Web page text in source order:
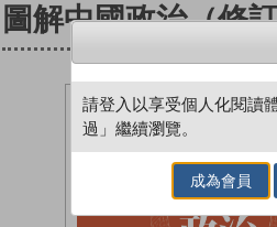
圖解中國政治（修
請登入以享受個人化閱讀
過」繼續瀏覽。
成為會員